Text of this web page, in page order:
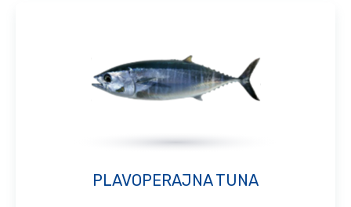
PLAVOPERAJNA TUNA